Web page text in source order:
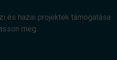
és hazai projektek támogatása
meg.